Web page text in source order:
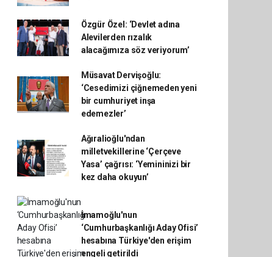
Özgür Özel: ‘Devlet adına
Alevilerden rızalık
alacağımıza söz veriyorum’
Müsavat Dervişoğlu:
‘Cesedimizi çiğnemeden yeni
bir cumhuriyet inşa
edemezler’
Ağıralioğlu'ndan
milletvekillerine ‘Çerçeve
Yasa’ çağrısı: ‘Yemininizi bir
kez daha okuyun’
İmamoğlu'nun
‘Cumhurbaşkanlığı Aday Ofisi’
hesabına Türkiye'den erişim
engeli getirildi